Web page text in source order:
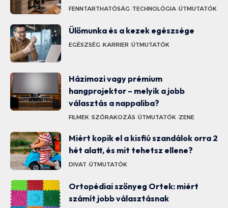
FENNTARTHATÓSÁG TECHNOLÓGIA ÚTMUTATÓK
Ülőmunka és a kezek egészsége
EGÉSZSÉG KARRIER ÚTMUTATÓK
Házimozi vagy prémium
hangprojektor – melyik a jobb
választás a nappaliba?
FILMEK SZÓRAKOZÁS ÚTMUTATÓK ZENE
Miért kopik el a kisfiú szandálok orra 2
hét alatt, és mit tehetsz ellene?
DIVAT ÚTMUTATÓK
Ortopédiai szőnyeg Ortek: miért
számít jobb választásnak